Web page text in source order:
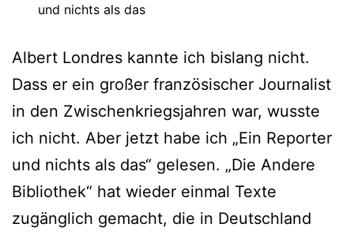
und nichts als das
Albert Londres kannte ich bislang nicht.
Dass er ein großer französischer Journalist
in den Zwischenkriegsjahren war, wusste
ich nicht. Aber jetzt habe ich „Ein Reporter
und nichts als das“ gelesen. „Die Andere
Bibliothek“ hat wieder einmal Texte
zugänglich gemacht, die in Deutschland